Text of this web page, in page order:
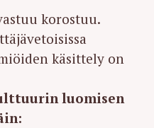
korostuu.
käsittely on
luomisen